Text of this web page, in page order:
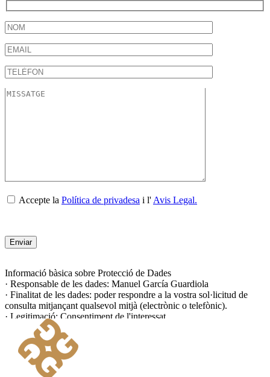
Accepte la Política de privadesa i l'Avis Legal.
Informació bàsica sobre Protecció de Dades
· Responsable de les dades: Manuel García Guardiola
· Finalitat de les dades: poder respondre a la vostra sol·licitud de
consulta mitjançant qualsevol mitjà (electrònic o telefònic).
· Legitimació: Consentiment de l'interessat.
· Destinataris i emmagatzematge de les dades: El formulari s'enviarà
mitjançant un correu electrònic a una adreça de la Notaria Manuel
García Guardiola (Notaria de Pego).
· Drets: En qualsevol moment pots limitar, recuperar i esborrar la
teva informació.